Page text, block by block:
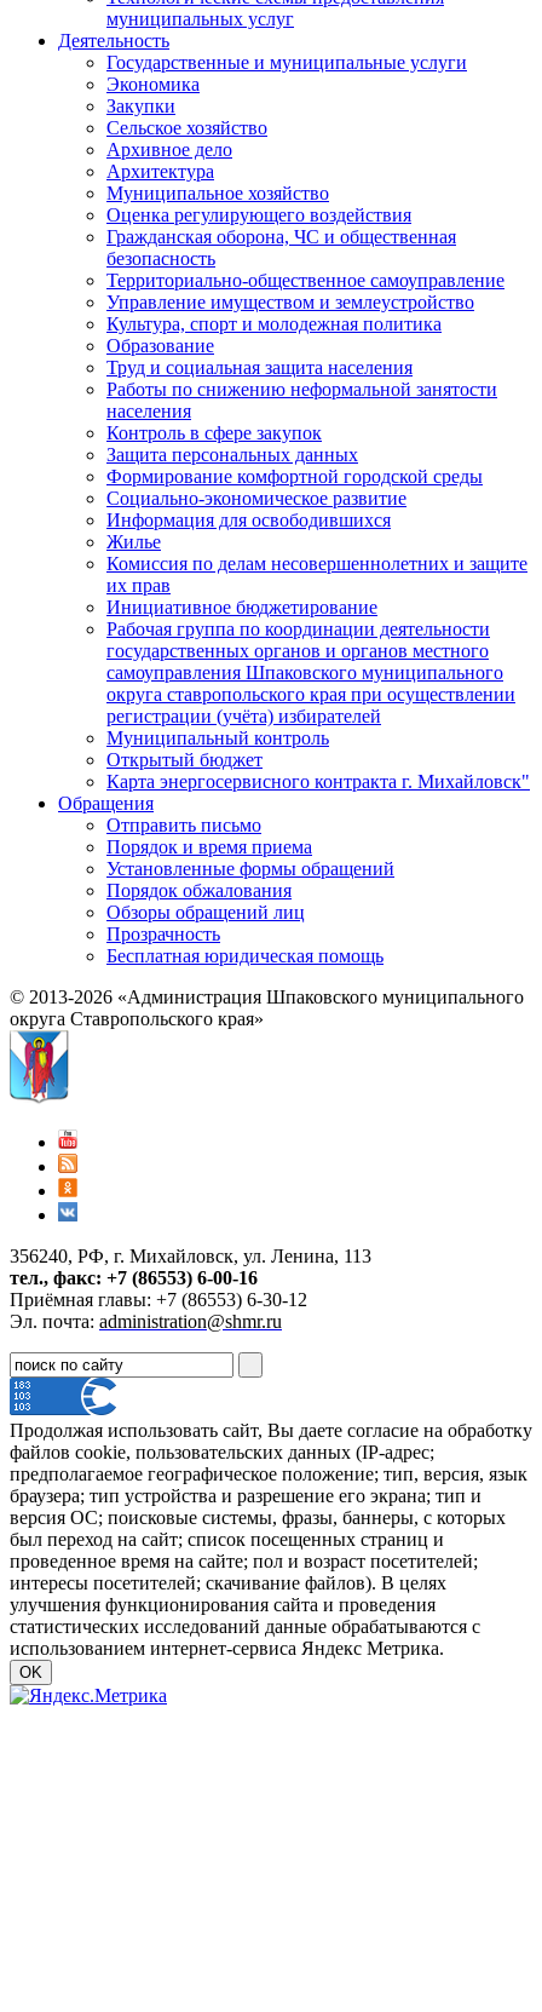
муниципальных услуг
Деятельность
Государственные и муниципальные услуги
Экономика
Закупки
Сельское хозяйство
Архивное дело
Архитектура
Муниципальное хозяйство
Оценка регулирующего воздействия
Гражданская оборона, ЧС и общественная
безопасность
Территориально-общественное самоуправление
Управление имуществом и землеустройство
Культура, спорт и молодежная политика
Образование
Труд и социальная защита населения
Работы по снижению неформальной занятости
населения
Контроль в сфере закупок
Защита персональных данных
Формирование комфортной городской среды
Социально-экономическое развитие
Информация для освободившихся
Жилье
Комиссия по делам несовершеннолетних и защите
их прав
Инициативное бюджетирование
Рабочая группа по координации деятельности
государственных органов и органов местного
самоуправления Шпаковского муниципального
округа ставропольского края при осуществлении
регистрации (учёта) избирателей
Муниципальный контроль
Открытый бюджет
Карта энергосервисного контракта г. Михайловск"
Обращения
Отправить письмо
Порядок и время приема
Установленные формы обращений
Порядок обжалования
Обзоры обращений лиц
Прозрачность
Бесплатная юридическая помощь
© 2013-2026 «Администрация Шпаковского муниципального
округа Ставропольского края»
356240, РФ, г. Михайловск, ул. Ленина, 113
тел., факс: +7 (86553) 6-00-16
Приёмная главы: +7 (86553) 6-30-12
Эл. почта: administration@shmr.ru
Продолжая использовать сайт, Вы даете согласие на обработку
файлов cookie, пользовательских данных (IP-адрес;
предполагаемое географическое положение; тип, версия, язык
браузера; тип устройства и разрешение его экрана; тип и
версия ОС; поисковые системы, фразы, баннеры, с которых
был переход на сайт; список посещенных страниц и
проведенное время на сайте; пол и возраст посетителей;
интересы посетителей; скачивание файлов). В целях
улучшения функционирования сайта и проведения
статистических исследований данные обрабатываются с
использованием интернет-сервиса Яндекс Метрика.
OK